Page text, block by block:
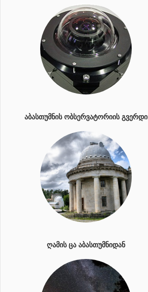
ᲐᲑᲐᲡᲗᲣᲛᲜᲘᲡ ᲝᲑᲡᲔᲠᲕᲐᲢᲝᲠᲘᲘᲡ ᲒᲕᲔᲠᲓᲘ
ᲦᲐᲛᲘᲡ ᲪᲐ ᲐᲑᲐᲡᲗᲣᲛᲜᲘᲓᲐᲜ